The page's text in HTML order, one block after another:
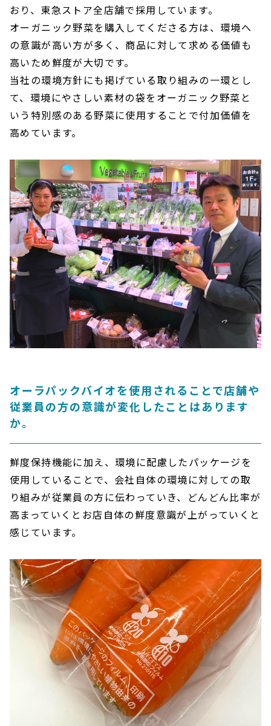
おり、東急ストア全店舗で採用しています。
オーガニック野菜を購入してくださる方は、環境へ
の意識が高い方が多く、商品に対して求める価値も
高いため鮮度が大切です。
当社の環境方針にも掲げている取り組みの一環とし
て、環境にやさしい素材の袋をオーガニック野菜と
いう特別感のある野菜に使用することで付加価値を
高めています。
オーラパックバイオを使用されることで店舗や
従業員の方の意識が変化したことはあります
か。
鮮度保持機能に加え、環境に配慮したパッケージを
使用していることで、会社自体の環境に対しての取
り組みが従業員の方に伝わっていき、どんどん比率が
高まっていくとお店自体の鮮度意識が上がっていくと
感じています。